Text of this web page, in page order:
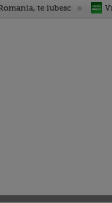
te iubesc